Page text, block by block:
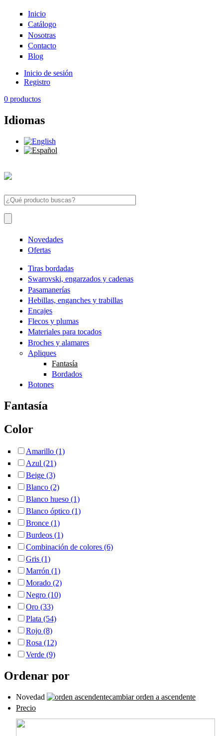
Pasar al contenido principal
Inicio
Catálogo
Nosotras
Contacto
Blog
Inicio de sesión
Registro
0 productos
Idiomas
Novedades
Ofertas
Tiras bordadas
Swarovski, engarzados y cadenas
Pasamanerías
Hebillas, enganches y trabillas
Encajes
Flecos y plumas
Materiales para tocados
Broches y alamares
Apliques
Fantasía
Bordados
Botones
Fantasía
Color
Apply Amarillo filter
Amarillo (1)
Apply Azul filter
Azul (21)
Apply Beige filter
Beige (3)
Apply Blanco filter
Blanco (2)
Apply Blanco hueso filter
Blanco hueso (1)
Apply Blanco óptico filter
Blanco óptico (1)
Apply Bronce filter
Bronce (1)
Apply Burdeos filter
Burdeos (1)
Apply Combinación de colores filter
Combinación de colores (6)
Apply Gris filter
Gris (1)
Apply Marrón filter
Marrón (1)
Apply Morado filter
Morado (2)
Apply Negro filter
Negro (10)
Apply Oro filter
Oro (33)
Apply Plata filter
Plata (54)
Apply Rojo filter
Rojo (8)
Apply Rosa filter
Rosa (12)
Apply Verde filter
Verde (9)
Ordenar por
Novedad
cambiar orden a ascendente
Precio